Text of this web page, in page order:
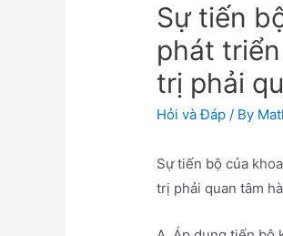
Sự tiến
phát
trị phải
Hỏi và Đáp / By
Sự tiến bộ của
trị phải quan tâm